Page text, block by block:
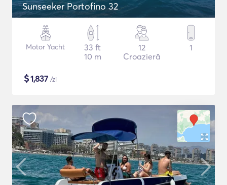
Sunseeker Portofino 32
Motor Yacht
33 ft
10 m
12
Croazieră
1
$1,837 /zi